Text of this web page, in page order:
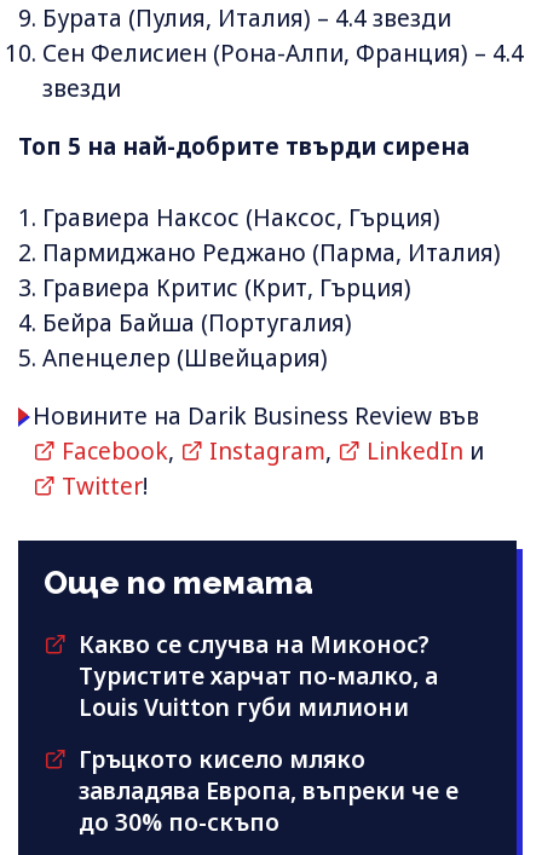
Бурата (Пулия, Италия) – 4.4 звезди
Сен Фелисиен (Рона-Алпи, Франция) – 4.4
звезди
Топ 5 на най-добрите твърди сирена
Гравиера Наксос (Наксос, Гърция)
Пармиджано Реджано (Парма, Италия)
Гравиера Критис (Крит, Гърция)
Бейра Байша (Португалия)
Апенцелер (Швейцария)
Новините на Darik Business Review във
Facebook, Instagram, LinkedIn и
Twitter!
Още по темата
Какво се случва на Миконос?
Туристите харчат по-малко, а
Louis Vuitton губи милиони
Гръцкото кисело мляко
завладява Европа, въпреки че е
до 30% по-скъпо